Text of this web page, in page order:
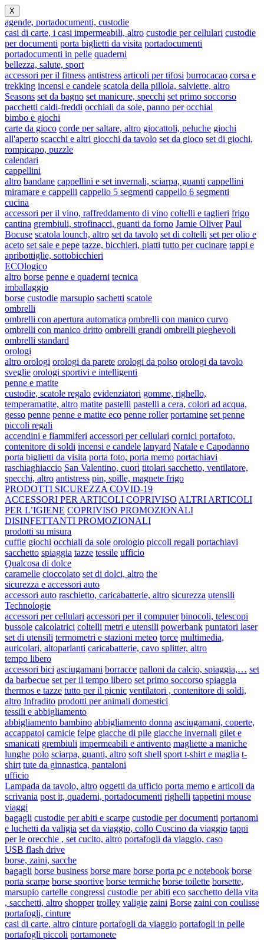
X
agende, portadocumenti, custodie
casi di carte, i casi impermeabili, altro custodie per cellulari custodie
per documenti porta biglietti da visita portadocumenti
portadocumenti in pelle quaderni
bellezza, salute, sport
accessori per il fitness antistress articoli per tifosi burrocacao corsa e
trekking incensi e candele scatola della pillola, salviette, altro
Seasons set da bagno set manicure, specchi set primo soccorso
pacchetti caldi-freddi occhiali da sole, panno per occhial
bimbo e giochi
carte da gioco corde per saltare, altro giocattoli, peluche giochi
all'aperto scacchi e altri giocchi da tavolo set da gioco set di giochi,
rompicapo, puzzle
calendari
cappellini
altro bandane cappellini e set invernali, sciarpa, guanti cappellini
miramare e cappelli cappello 5 segmenti cappello 6 segmenti
cucina
accessori per il vino, raffreddamento di vino coltelli e taglieri frigo
cantina grembiuli, strofinacci, guanti da forno Jamie Oliver Paul
Bocuse scatola lounch, altro set da tavolo set di coltelli set per olio e
aceto set sale e pepe tazze, bicchieri, piatti tutto per cucinare tappi e
apribottiglie, sottobicchieri
ECOlogico
altro borse penne e quaderni tecnica
imballaggio
borse custodie marsupio sachetti scatole
ombrelli
ombrelli con apertura automatica ombrelli con manico curvo
ombrelli con manico dritto ombrelli grandi ombrelli pieghevoli
ombrelli standard
orologi
altro orologi orologi da parete orologi da polso orologi da tavolo
sveglie orologi sportivi e intelligenti
penne e matite
custodie, scatole regalo evidenziatori gomme, righello,
temperamatite, altro matite pastelli pastelli a cera, colori ad acqua,
gesso penne penne e matite eco penne roller portamine set penne
piccoli regali
accendini e fiammiferi accessori per cellulari cornici portafoto,
contenitore di soldi incensi e candele lanyard Natale e Capodanno
porta biglietti da visita porta foto, porta memo portachiavi
raschiaghiaccio San Valentino, cuori titolari sacchetto, ventilatore,
specchi, altro antistress pin, spille, magnete frigo
PRODOTTI SICUREZZA COVID-19
ACCESSORI PER ARTICOLI COPRIVISO ALTRI ARTICOLI
PER L’IGIENE COPRIVISO PROMOZIONALI
DISINFETTANTI PROMOZIONALI
prodotti su misura
cuffie giochi occhiali da sole orologio piccoli regali portachiavi
sacchetto spiaggia tazze tessile ufficio
Qualcosa di dolce
caramelle cioccolato set di dolci, altro the
sicurezza e accessori auto
accessori auto raschietto, caricabatterie, altro sicurezza utensili
Technologie
accessori per cellulari accessori per il computer binocoli, telescopi
bussole calcolatrici coltelli metri e utensili powerbank puntatori laser
set di utensili termometri e stazioni meteo torce multimedia,
auricolari, altoparlanti caricabatterie, cavo splitter, altro
tempo libero
accessori bici asciugamani borracce palloni da calcio, spiaggia,… set
da barbecue set per il tempo libero set primo soccorso spiaggia
thermos e tazze tutto per il picnic ventilatori , contenitore di soldi,
altro Infradito prodotti per animali domestici
tessili e abbigliamento
abbigliamento bambino abbigliamento donna asciugamani, coperte,
accappatoi camicie felpe giacche di pile giacche invernali gilet e
smanicati grembiuli impermeabili e antivento magliette a maniche
lunghe polo sciarpa, guanti, altro soft shell sport t-shirt e maglia t-
shirt tute da ginnastica, pantaloni
ufficio
Lampada da tavolo, altro oggetti da ufficio porta memo e articoli da
scrivania post it, quaderni, portadocumenti righelli tappetini mouse
viaggi
bagagli custodie per abiti e scarpe custodie per documenti portanomi
e luchetti da valigia set da viaggio, collo Cuscino da viaggio tappi
per le orecchie , set cucito, altro portafogli da viaggio, caso
USB flash drive
borse, zaini, sacche
bagagli borse business borse mare borse porta pc e notebook borse
porta scarpe borse sportive borse termiche borse toilette borsette,
marsupio cartelle congressi custodie per abiti eco sacchetto della vita
, sacchetti, altro shopper trolley valigie zaini Borse zaini con coulisse
portafogli, cinture
casi di carte, altro cinture portafogli da viaggio portafogli in pelle
portafogli piccoli portamonete